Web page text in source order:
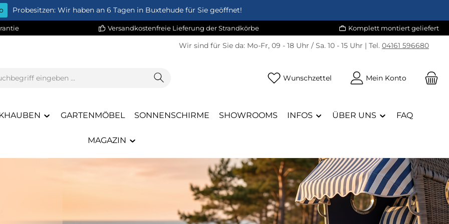
Probesitzen: Wir haben an 6 Tagen in Buxtehude für Sie geöffnet!
Versandkostenfreie Lieferung der Strandkörbe Komplett montiert geliefert
Wir sind für Sie da: Mo-Fr, 09 - 18 Uhr / Sa. 10 - 15 Uhr | Tel. 04161 596680
Wunschzettel Du hast 0 Produkte auf dem
Mein Konto
GARTENMÖBEL SONNENSCHIRME SHOWROOMS INFOS ÜBER UNS FAQ
MAGAZIN